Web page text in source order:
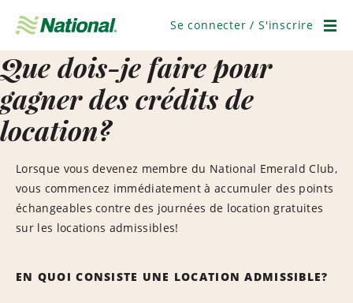
navigation
Se connecter / S'inscrire
Que dois-je faire pour
gagner des crédits de
location?
Lorsque vous devenez membre du National Emerald Club,
vous commencez immédiatement à accumuler des points
échangeables contre des journées de location gratuites
sur les locations admissibles!
EN QUOI CONSISTE UNE LOCATION ADMISSIBLE?